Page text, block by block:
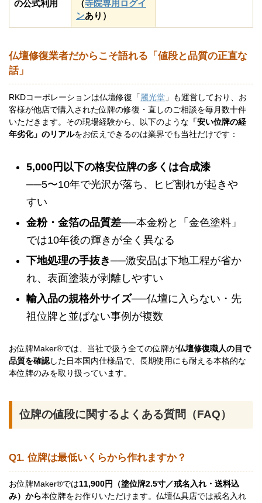
の公式利用 （寺院専用ログイ
ンあり）
仏壇修復業者だからこそ語れる「値段と品質の正直な
話」
RKDコーポレーションは仏壇修復「麗光堂 」も運営しており、お
客様が他店で購入された位牌の修復・直しのご相談を毎月数十件
いただきます。その現場経験から、以下のような 「安い位牌の経
年劣化」のリアルをお伝えできるのは業界でも当社だけです：
5,000円以下の格安位牌の多くは合成漆
──5〜10年で光沢が落ち、ヒビ割れが起きや
すい
金粉・金箔の品質差──本金粉と「金色塗料」
では10年後の輝きが全く異なる
下地処理の手抜き──激安品は下地工程が省か
れ、表面塗装が剥離しやすい
輸入品の規格外サイズ──仏壇に入らない・先
祖位牌と並ばない事例が複数
お位牌Maker®では、当社で扱う全ての位牌が仏壇修復職人の目で
品質を確認した日本国内仕様品で、長期使用にも耐える本格的な
本位牌のみを取り扱っています。
位牌の値段に関するよくある質問（FAQ）
Q1. 位牌は最低いくらから作れますか？
お位牌Maker®では11,900円（塗位牌2.5寸／戒名入れ・送料込
み）から本位牌をお作りいただけます。仏壇仏具店では戒名入れ